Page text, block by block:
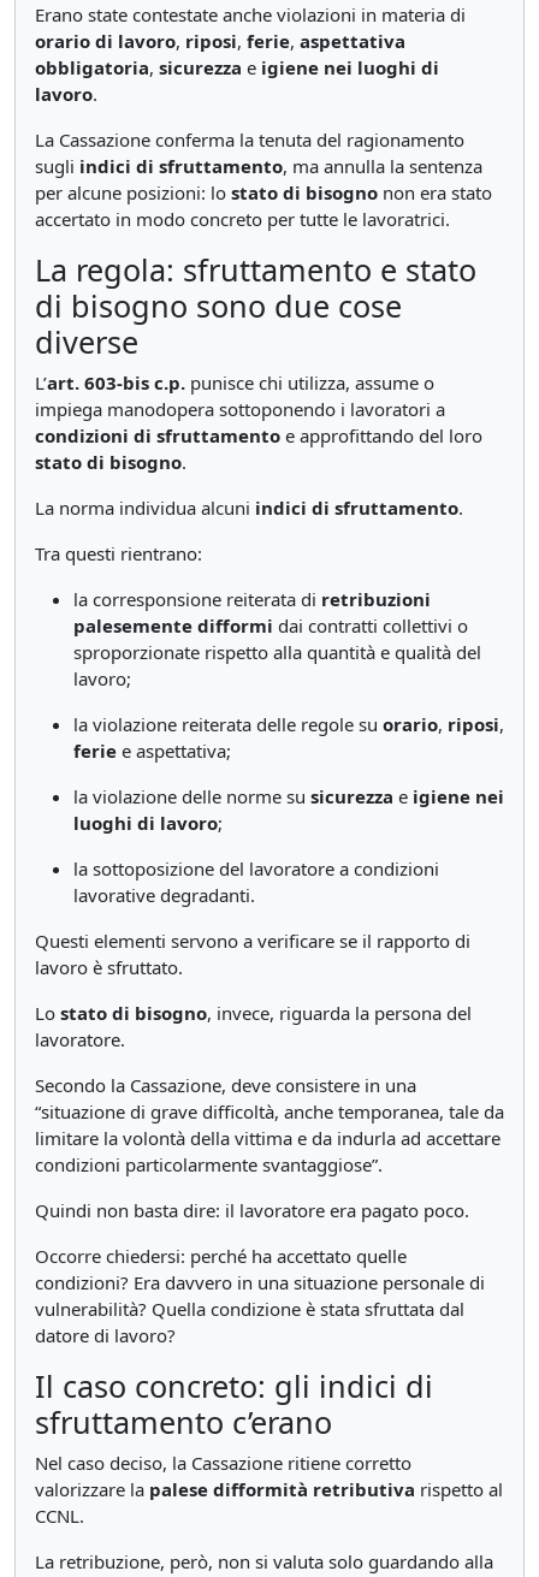
Erano state contestate anche violazioni in materia di
orario di lavoro, riposi, ferie, aspettativa
obbligatoria, sicurezza e igiene nei luoghi di
lavoro.
La Cassazione conferma la tenuta del ragionamento
sugli indici di sfruttamento, ma annulla la sentenza
per alcune posizioni: lo stato di bisogno non era stato
accertato in modo concreto per tutte le lavoratrici.
La regola: sfruttamento e stato
di bisogno sono due cose
diverse
L’art. 603-bis c.p. punisce chi utilizza, assume o
impiega manodopera sottoponendo i lavoratori a
condizioni di sfruttamento e approfittando del loro
stato di bisogno.
La norma individua alcuni indici di sfruttamento.
Tra questi rientrano:
la corresponsione reiterata di retribuzioni
palesemente difformi dai contratti collettivi o
sproporzionate rispetto alla quantità e qualità del
lavoro;
la violazione reiterata delle regole su orario, riposi,
ferie e aspettativa;
la violazione delle norme su sicurezza e igiene nei
luoghi di lavoro;
la sottoposizione del lavoratore a condizioni
lavorative degradanti.
Questi elementi servono a verificare se il rapporto di
lavoro è sfruttato.
Lo stato di bisogno, invece, riguarda la persona del
lavoratore.
Secondo la Cassazione, deve consistere in una
“situazione di grave difficoltà, anche temporanea, tale da
limitare la volontà della vittima e da indurla ad accettare
condizioni particolarmente svantaggiose”.
Quindi non basta dire: il lavoratore era pagato poco.
Occorre chiedersi: perché ha accettato quelle
condizioni? Era davvero in una situazione personale di
vulnerabilità? Quella condizione è stata sfruttata dal
datore di lavoro?
Il caso concreto: gli indici di
sfruttamento c’erano
Nel caso deciso, la Cassazione ritiene corretto
valorizzare la palese difformità retributiva rispetto al
CCNL.
La retribuzione, però, non si valuta solo guardando alla